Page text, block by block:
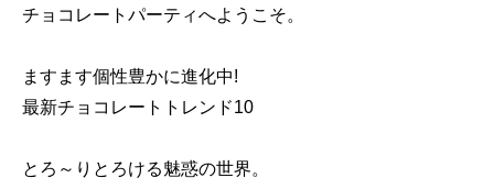
チョコレートパーティへようこそ。
ますます個性豊かに進化中!
最新チョコレートトレンド10
とろ～りとろける魅惑の世界。